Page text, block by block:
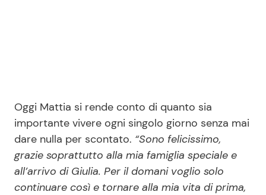
Oggi Mattia si rende conto di quanto sia
importante vivere ogni singolo giorno senza mai
dare nulla per scontato. “Sono felicissimo,
grazie soprattutto alla mia famiglia speciale e
all’arrivo di Giulia. Per il domani voglio solo
continuare così e tornare alla mia vita di prima,